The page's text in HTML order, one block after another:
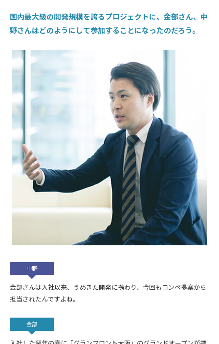
国内最大級の開発規模を誇るプロジェクトに、金部さん、中
野さんはどのようにして参加することになったのだろう。
中野
金部さんは入社以来、うめきた開発に携わり、今回もコンペ提案から
担当されたんですよね。
金部